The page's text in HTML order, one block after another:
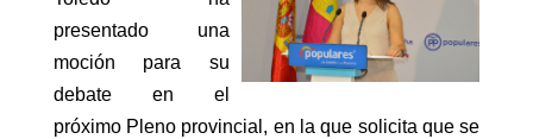
presentado una
moción para su
debate en el
próximo Pleno provincial, en la que solicita que se